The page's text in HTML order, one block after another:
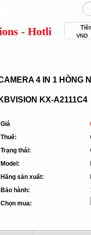
- Hotline: 093 456
VND
4 IN 1 HỒNG
KBVISION KX-A2111C4
Giá
Thuế:
Trạng thái:
Model:
Hãng sản xuất:
Bảo hành:
Chọn mua: